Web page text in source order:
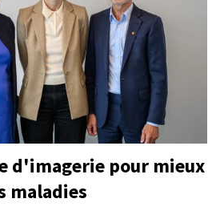
d'imagerie pour mieux
maladies